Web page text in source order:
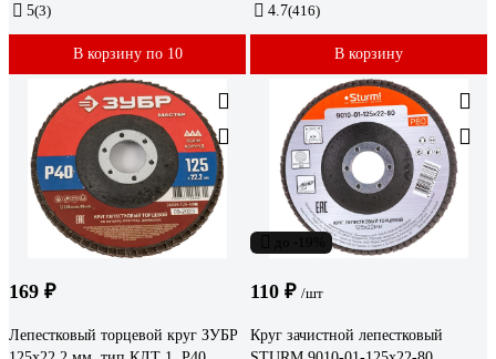
5(3)
В корзину по 10
4.7(416)
В корзину
169 ₽
Лепестковый торцевой круг ЗУБР
110 ₽ /шт
Круг зачистной лепестковый